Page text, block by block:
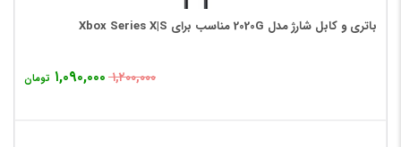
باتری و کابل شارژ مدل 2020G مناسب برای Xbox Series X|S
۱,۲۰۰,۰۰۰ ۱,۰۹۰,۰۰۰ تومان